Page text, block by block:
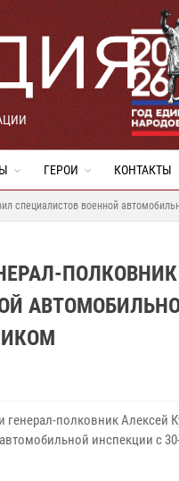
ГЕРОИ КОНТАКТЫ
специалистов военной
ПОЛКОВНИК
генерал-полковник Алексей
инспекции с